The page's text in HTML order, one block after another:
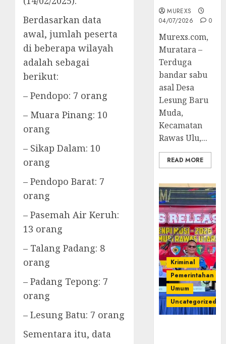
Berdasarkan data
awal, jumlah peserta
di beberapa wilayah
adalah sebagai
berikut:
– Pendopo: 7 orang
– Muara Pinang: 10
orang
– Sikap Dalam: 10
orang
– Pendopo Barat: 7
orang
– Pasemah Air Keruh:
13 orang
– Talang Padang: 8
orang
– Padang Tepong: 7
orang
– Lesung Batu: 7 orang
Sementara itu, data
MUREXS
04/07/2026
0
Murexs.com,
Muratara –
Terduga
bandar sabu
asal Desa
Lesung Baru
Muda,
Kecamatan
Rawas Ulu,...
READ MORE
Kriminal
Pemerintahan
Umum
Uncategorized